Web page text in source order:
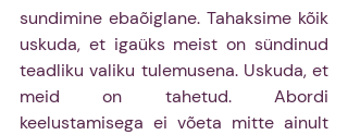
sundimine ebaõiglane. Tahaksime kõik
uskuda, et igaüks meist on sündinud
teadliku valiku tulemusena. Uskuda, et
meid on tahetud. Abordi
keelustamisega ei võeta mitte ainult